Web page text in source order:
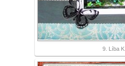
9. Líba K.